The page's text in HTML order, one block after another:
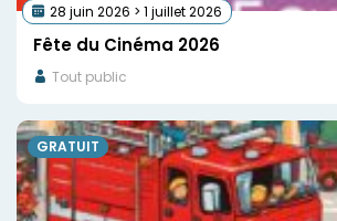
28 juin 2026 > 1 juillet 2026
Fête du Cinéma 2026
Tout public
GRATUIT